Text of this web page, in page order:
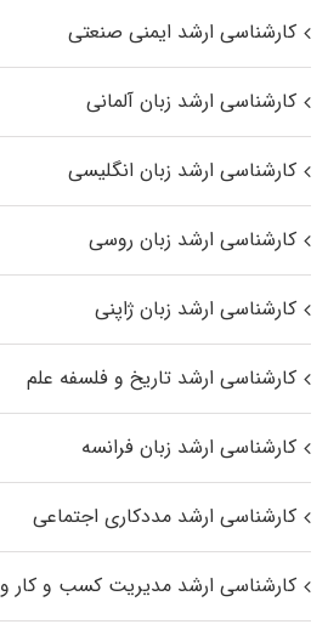
کارشناسی ارشد ایمنی صنعتی
کارشناسی ارشد زبان آلمانی
کارشناسی ارشد زبان انگلیسی
کارشناسی ارشد زبان روسی
کارشناسی ارشد زبان ژاپنی
کارشناسی ارشد تاریخ و فلسفه علم
کارشناسی ارشد زبان فرانسه
کارشناسی ارشد مددکاری اجتماعی
کارشناسی ارشد مدیریت کسب و کار